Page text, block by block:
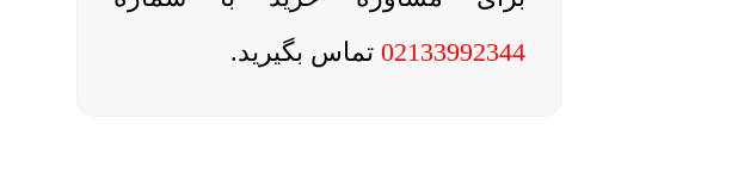
02133992344 تماس بگیرید.